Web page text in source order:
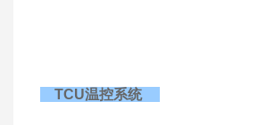
TCU温控系统